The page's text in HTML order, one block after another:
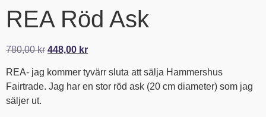
REA Röd Ask
780,00kr 448,00 kr
REA- jag kommer tyvärr sluta att sälja Hammershus
Fairtrade. Jag har en stor röd ask (20 cm diameter) som jag
säljer ut.